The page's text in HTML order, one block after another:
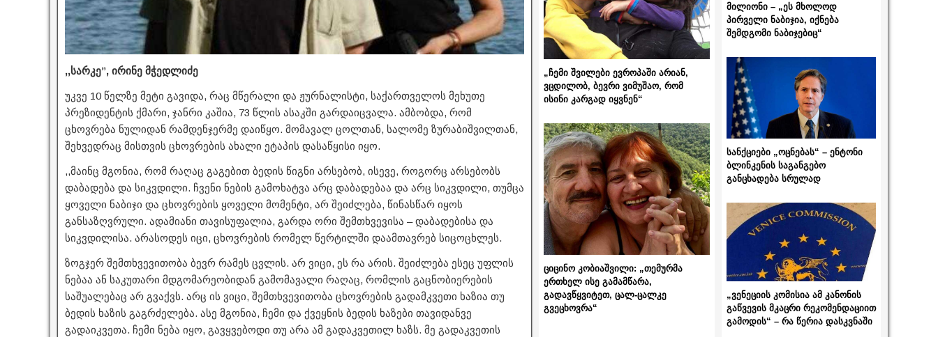
,,სარკე”, ირინე მჭედლიძე
უკვე 10 წელზე მეტი გავიდა, რაც მწერალი და ჟურნალისტი, საქართველოს მეხუთე
პრეზიდენტის ქმარი, ჯანრი კაშია, 73 წლის ასაკში გარდაიცვალა. ამბობდა, რომ
ცხოვრება ნულიდან რამდენჯერმე დაიწყო. მომავალ ცოლთან, სალომე ზურაბიშვილთან,
შეხვედრაც მისთვის ცხოვრების ახალი ეტაპის დასაწყისი იყო.
,,მაინც მგონია, რომ რაღაც გაგებით ბედის წიგნი არსებობ, ისევე, როგორც არსებობს
დაბადება და სიკვდილი. ჩვენი ნების გამოხატვა არც დაბადებაა და არც სიკვდილი, თუმცა
ყოველი ნაბიჯი და ცხოვრების ყოველი მომენტი, არ შეიძლება, წინასწარ იყოს
განსაზღვრული. ადამიანი თავისუფალია, გარდა ორი შემთხვევისა – დაბადებისა და
სიკვდილისა. არასოდეს იცი, ცხოვრების რომელ წერტილში დაამთავრებ სიცოცხლეს.
ზოგჯერ შემთხვევითობა ბევრ რამეს ცვლის. არ ვიცი, ეს რა არის. შეიძლება ესეც უფლის
ნებაა ან საკუთარი მდგომარეობიდან გამომავალი რაღაც, რომლის გაცნობიერების
საშუალებაც არ გვაქვს. არც ის ვიცი, შემთხვევითობა ცხოვრების გადამკვეთი ხაზია თუ
ბედის ხაზის გაგრძელება. ასე მგონია, ჩემი და ქვეყნის ბედის ხაზები თავიდანვე
გადაიკვეთა. ჩემი ნება იყო, გავყვებოდი თუ არა ამ გადაკვეთილ ხაზს. მე გადაკვეთის
„ჩემი შვილები ევროპაში არიან,
ვცდილობ, ბევრი ვიმუშაო, რომ
ისინი კარგად იყვნენ“
ციცინო კობიაშვილი: „თემურმა
ერთხელ ისე გამამწარა,
გადავწყვიტეთ, ცალ-ცალკე
გვეცხოვრა“
მილიონი – „ეს მხოლოდ
პირველი ნაბიჯია, იქნება
შემდგომი ნაბიჯებიც“
სანქციები „ოცნებას“ – ენტონი
ბლინკენის საგანგებო
განცხადება სრულად
„ვენეციის კომისია ამ კანონის
გაწვევის მკაცრი რეკომენდაციით
გამოდის“ – რა წერია დასკვნაში